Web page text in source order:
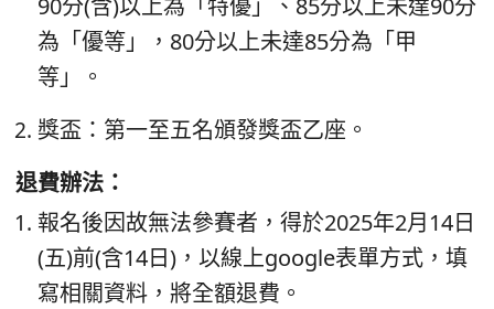
90分(含)以上為「特優」、85分以上未達90分
為「優等」，80分以上未達85分為「甲
等」。
獎盃：第一至五名頒發獎盃乙座。
退費辦法：
報名後因故無法參賽者，得於2025年2月14日
(五)前(含14日)，以線上google表單方式，填
寫相關資料，將全額退費。